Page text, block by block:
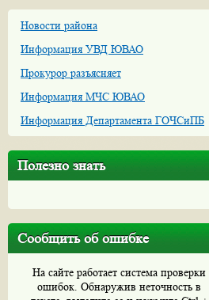
Новости района
Информация УВД ЮВАО
Прокурор разъясняет
Информация МЧС ЮВАО
Информация Департамента ГОЧСиПБ
Полезно знать
Сообщить об ошибке
На сайте работает система проверки
ошибок. Обнаружив неточность в